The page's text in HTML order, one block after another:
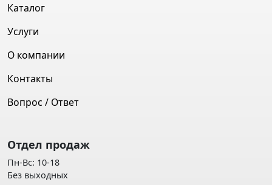
Каталог
Услуги
О компании
Контакты
Вопрос / Ответ
Отдел продаж
Пн-Вс: 10-18
Без выходных